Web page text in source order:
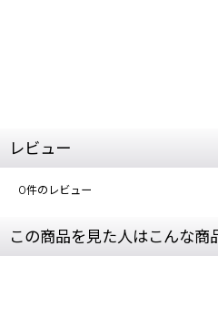
レビュー
0件のレビュー
この商品を見た人はこんな商